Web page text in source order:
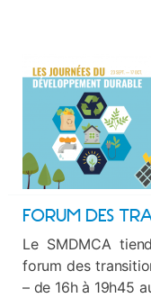
FORUM DES
Le SMDMCA
forum des
– de 16h à 19h45